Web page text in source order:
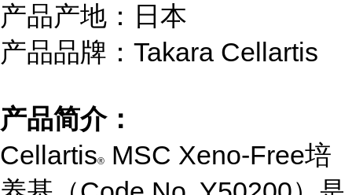
产品产地：日本
产品品牌：Takara Cellartis
产品简介：
Cellartis®
MSC Xeno-Free培